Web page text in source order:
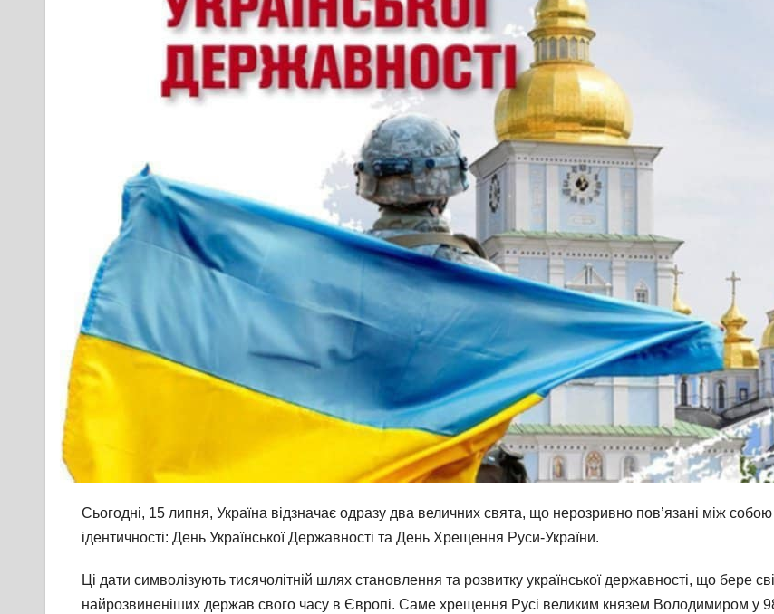
Сьогодні, 15 липня, Україна відзначає одразу два величних свята, що нерозривно пов’язані між
ідентичності: День Української Державності та День Хрещення Руси-України.
Ці дати символізують тисячолітній шлях становлення та розвитку української державності, що бере
найрозвиненіших держав свого часу в Європі. Саме хрещення Русі великим князем Володимиром у